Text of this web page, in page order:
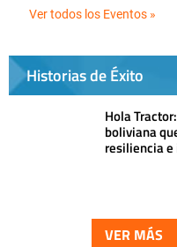
Ver todos los Eventos »
Historias de Éxito
Hola
boliviana
resiliencia
VER MÁS